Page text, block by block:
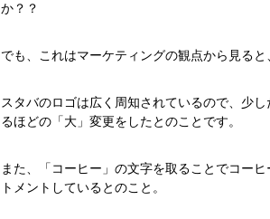
か？？
でも、これはマーケティングの観点から見る
スタバのロゴは広く周知されているので、少
るほどの「大」変更をしたとのことです。
また、「コーヒー」の文字を取ることでコー
トメントしているとのこと。